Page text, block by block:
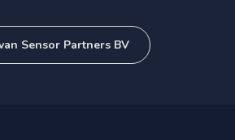
Sensor Partners BV